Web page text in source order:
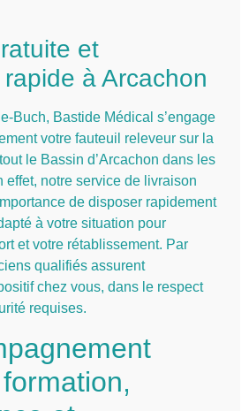
et
à Arcachon
Buch, Bastide Médical s’engage
votre fauteuil releveur sur la
le Bassin d’Arcachon dans les
effet, notre service de livraison
de disposer rapidement
à votre situation pour
et votre rétablissement. Par
qualifiés assurent
chez vous, dans le respect
requises.